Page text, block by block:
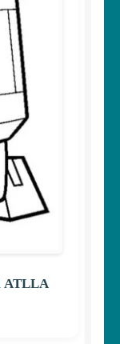
ATLLA